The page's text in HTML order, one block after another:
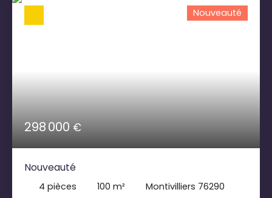
298 000€
Nouveauté
Nouveauté
4 pièces 100 m²
Montivilliers 76290